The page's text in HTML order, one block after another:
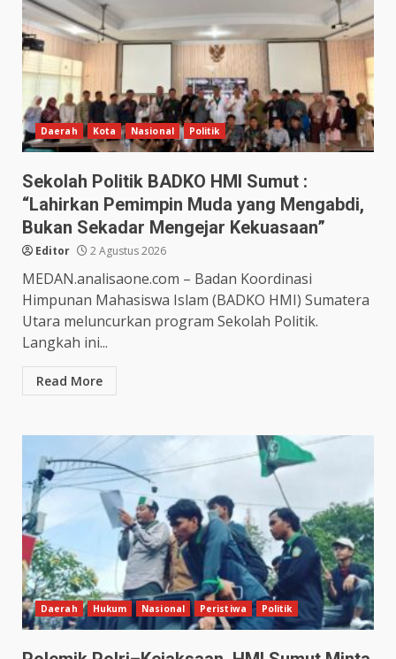
Daerah Kota Nasional Politik
Sekolah Politik BADKO HMI Sumut :
“Lahirkan Pemimpin Muda yang Mengabdi,
Bukan Sekadar Mengejar Kekuasaan”
Editor 2 Agustus 2026
MEDAN.analisaone.com – Badan Koordinasi
Himpunan Mahasiswa Islam (BADKO HMI) Sumatera
Utara meluncurkan program Sekolah Politik.
Langkah ini...
Read More
Daerah Hukum Nasional Peristiwa Politik